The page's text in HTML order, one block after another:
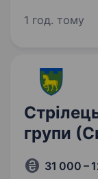
в кожній
1 год. тому
групи
31 000 –